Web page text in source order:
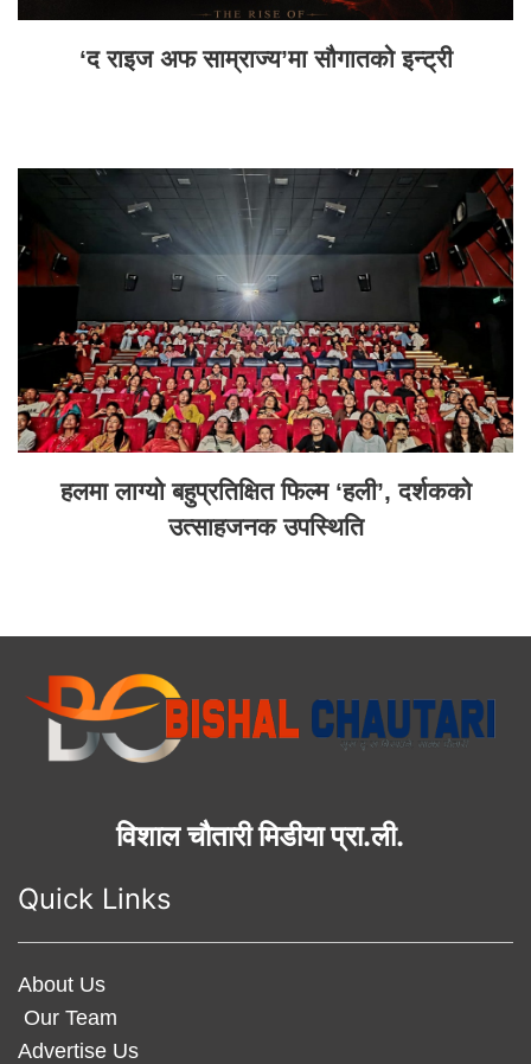
‘द राइज अफ साम्राज्य’मा सौगातको इन्ट्री
हलमा लाग्यो बहुप्रतिक्षित फिल्म ‘हली’, दर्शकको
उत्साहजनक उपस्थिति
विशाल चौतारी मिडीया प्रा.ली.
Quick Links
About Us
Our Team
Advertise Us